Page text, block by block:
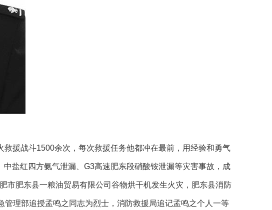
援战斗1500余次，每次救援任务他都冲在最前，用经验和勇气
盐红四方氨气泄漏、G3高速肥东段硝酸铵泄漏等灾害事故，成
市肥东县一粮油贸易有限公司谷物烘干机发生火灾，肥东县消防
理部追授孟鸣之同志为烈士，消防救援局追记孟鸣之个人一等